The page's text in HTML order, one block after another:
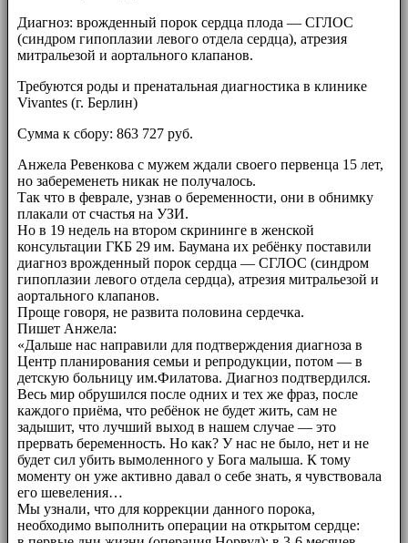
Диагноз: врожденный порок сердца плода — СГЛОС
(синдром гипоплазии левого отдела сердца), атрезия
митральезой и аортального клапанов.
Требуются роды и пренатальная диагностика в клинике
Vivantes (г. Берлин)
Сумма к сбору: 863 727 руб.
Анжела Ревенкова с мужем ждали своего первенца 15 лет,
но забеременеть никак не получалось.
Так что в феврале, узнав о беременности, они в обнимку
плакали от счастья на УЗИ.
Но в 19 недель на втором скрининге в женской
консультации ГКБ 29 им. Баумана их ребёнку поставили
диагноз врожденный порок сердца — СГЛОС (синдром
гипоплазии левого отдела сердца), атрезия митральезой и
аортального клапанов.
Проще говоря, не развита половина сердечка.
Пишет Анжела:
«Дальше нас направили для подтверждения диагноза в
Центр планирования семьи и репродукции, потом — в
детскую больницу им.Филатова. Диагноз подтвердился.
Весь мир обрушился после одних и тех же фраз, после
каждого приёма, что ребёнок не будет жить, сам не
задышит, что лучший выход в нашем случае — это
прервать беременность. Но как? У нас не было, нет и не
будет сил убить вымоленного у Бога малыша. К тому
моменту он уже активно давал о себе знать, я чувствовала
его шевеления…
Мы узнали, что для коррекции данного порока,
необходимо выполнить операции на открытом сердце: